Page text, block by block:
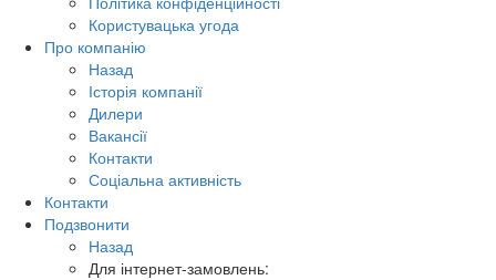
Користувацька угода
Про компанію
Назад
Історія компанії
Дилери
Вакансії
Контакти
Соціальна активність
Контакти
Подзвонити
Назад
Для інтернет-замовлень: